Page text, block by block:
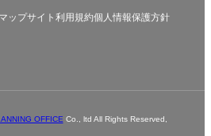
ップサイト利用規約個人情報保護方針
OFFICE Co., ltd All Rights Reserved,